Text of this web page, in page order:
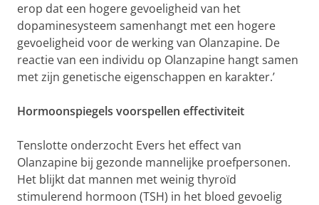
erop dat een hogere gevoeligheid van het
dopaminesysteem samenhangt met een hogere
gevoeligheid voor de werking van Olanzapine. De
reactie van een individu op Olanzapine hangt samen
met zijn genetische eigenschappen en karakter.’
Hormoonspiegels voorspellen effectiviteit
Tenslotte onderzocht Evers het effect van
Olanzapine bij gezonde mannelijke proefpersonen.
Het blijkt dat mannen met weinig thyroïd
stimulerend hormoon (TSH) in het bloed gevoelig